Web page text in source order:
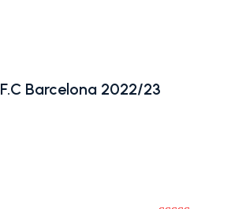
F.C Barcelona 2022/23